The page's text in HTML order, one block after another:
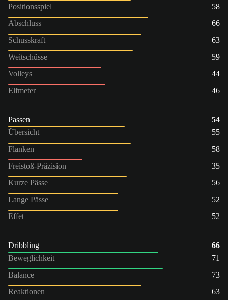
Positionsspiel
58
Abschluss
66
Schusskraft
63
Weitschüsse
59
Volleys
44
Elfmeter
46
Passen
54
Übersicht
55
Flanken
58
Freistoß-Präzision
35
Kurze Pässe
56
Lange Pässe
52
Effet
52
Dribbling
66
Beweglichkeit
71
Balance
73
Reaktionen
63